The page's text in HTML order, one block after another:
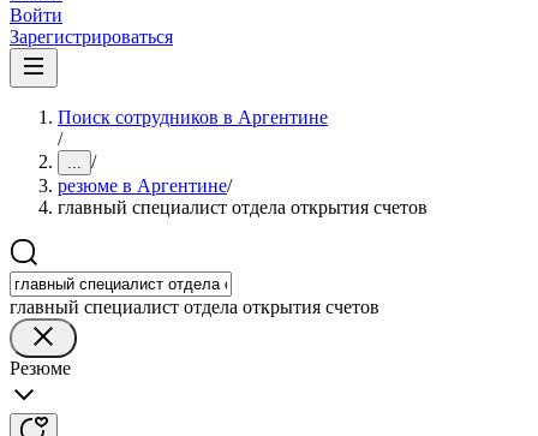
Войти
Зарегистрироваться
Поиск сотрудников в Аргентине
/
... /
резюме в Аргентине/
главный специалист отдела открытия счетов
главный специалист отдела открытия счетов
Резюме